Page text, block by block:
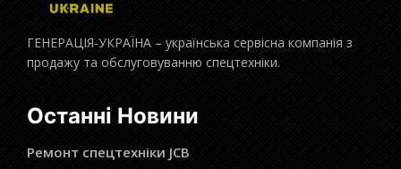
ГЕНЕРАЦІЯ-УКРАЇНА – українська сервісна компанія з
продажу та обслуговуванню спецтехніки.
Останні Новини
Ремонт спецтехніки JCB